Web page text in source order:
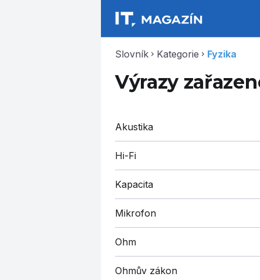
Slovník chevron_right Kategorie chevron_right Fyzika
Výrazy
Akustika
Hi-Fi
Kapacita
Mikrofon
Ohm
Ohmův zákon